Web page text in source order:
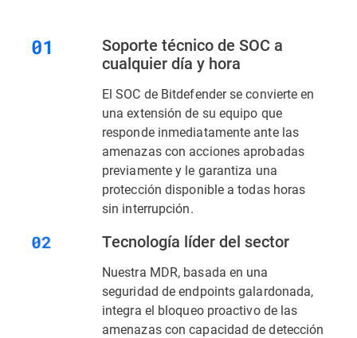
Soporte técnico de SOC a
cualquier día y hora
El SOC de Bitdefender se convierte en
una extensión de su equipo que
responde inmediatamente ante las
amenazas con acciones aprobadas
previamente y le garantiza una
protección disponible a todas horas
sin interrupción.
Tecnología líder del sector
Nuestra MDR, basada en una
seguridad de endpoints galardonada,
integra el bloqueo proactivo de las
amenazas con capacidad de detección